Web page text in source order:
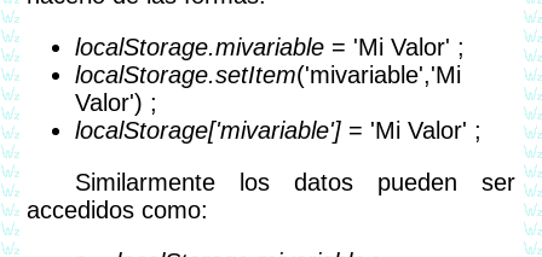
localStorage.mivariable = 'Mi Valor' ;
localStorage.setItem('mivariable','Mi
Valor') ;
localStorage['mivariable'] = 'Mi Valor' ;
Similarmente los datos pueden ser
accedidos como: